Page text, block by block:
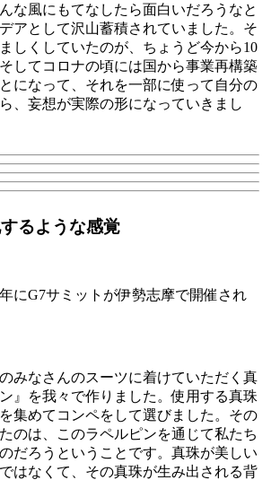
な風にもてなしたら面白いだろうなと
アとして沢山蓄積されていました。そ
しくしていたのが、ちょうど今から10
してコロナの頃には国から事業再構築
になって、それを一部に使って自分の
、妄想が実際の形になっていきまし
るような感覚
にG7サミットが伊勢志摩で開催され
みなさんのスーツに着けていただく真
』を我々で作りました。使用する真珠
集めてコンペをして選びました。その
のは、このラペルピンを通じて私たち
だろうということです。真珠が美しい
はなくて、その真珠が生み出される背